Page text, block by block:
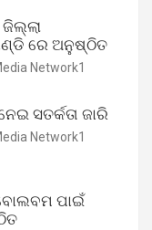
ରେ ଅନୁଷ୍ଠିତ
Network1
ସତର୍କତା ଜାରି
Network1
ପାଇଁ